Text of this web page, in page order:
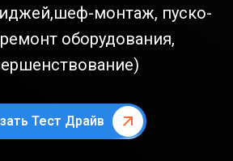
монтаж, пуско-
оборудования,
Тест Драйв